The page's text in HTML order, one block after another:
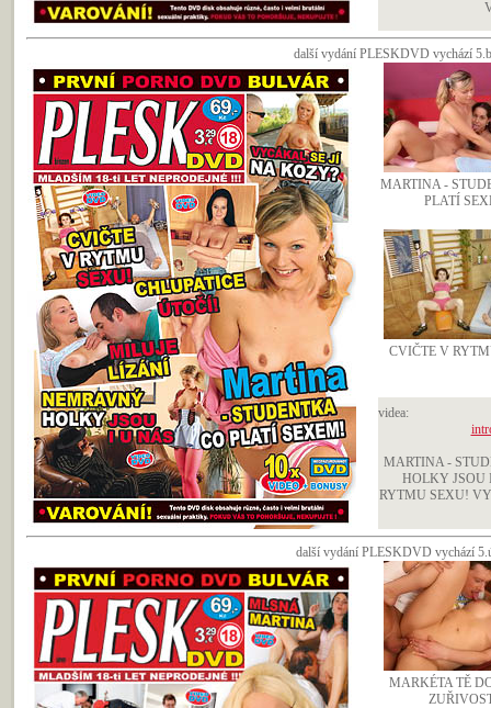
další vydání PLESKDVD vychází
MARTINA -
PLATÍ
CVIČTE V
videa:
MARTINA -
HOLKY JSOU
RYTMU SEXU!
další vydání PLESKDVD vychází
MARKÉTA TĚ